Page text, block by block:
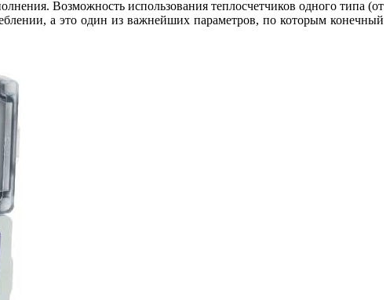
Возможность использования теплосчетчиков одного типа (от
а это один из важнейших параметров, по которым конечный